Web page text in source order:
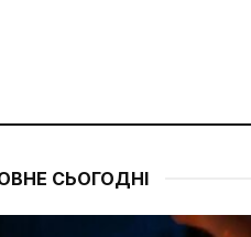
СЬОГОДНІ